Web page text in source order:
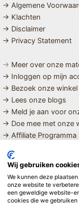
→ Algemene
→ Klachten
→ Disclaimer
→ Privacy Statement
→ Meer over onze
→ Inloggen op mijn
→ Bezoek onze winkel
→ Lees onze blogs
→ Meld je aan voor
→ Doe mee met onze
→ Affiliate Programma
MET LIEFDE
BIOLOGISCHE EN
GEZIN
Wij gebruiken
We kunnen deze
onze website te
een geweldige website-
cookies die we